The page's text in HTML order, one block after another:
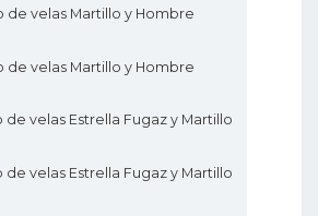
PIP?
colocar una operación en Forex?
pedidos de Forex
pedidos de Forex
de velas Martillo y Hombre
de velas Martillo y Hombre
de velas Estrella Fugaz y Martillo
de velas Estrella Fugaz y Martillo